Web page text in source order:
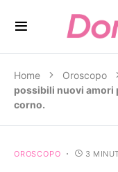
Home Oroscopo
possibili nuovi amori
corno.
OROSCOPO 3